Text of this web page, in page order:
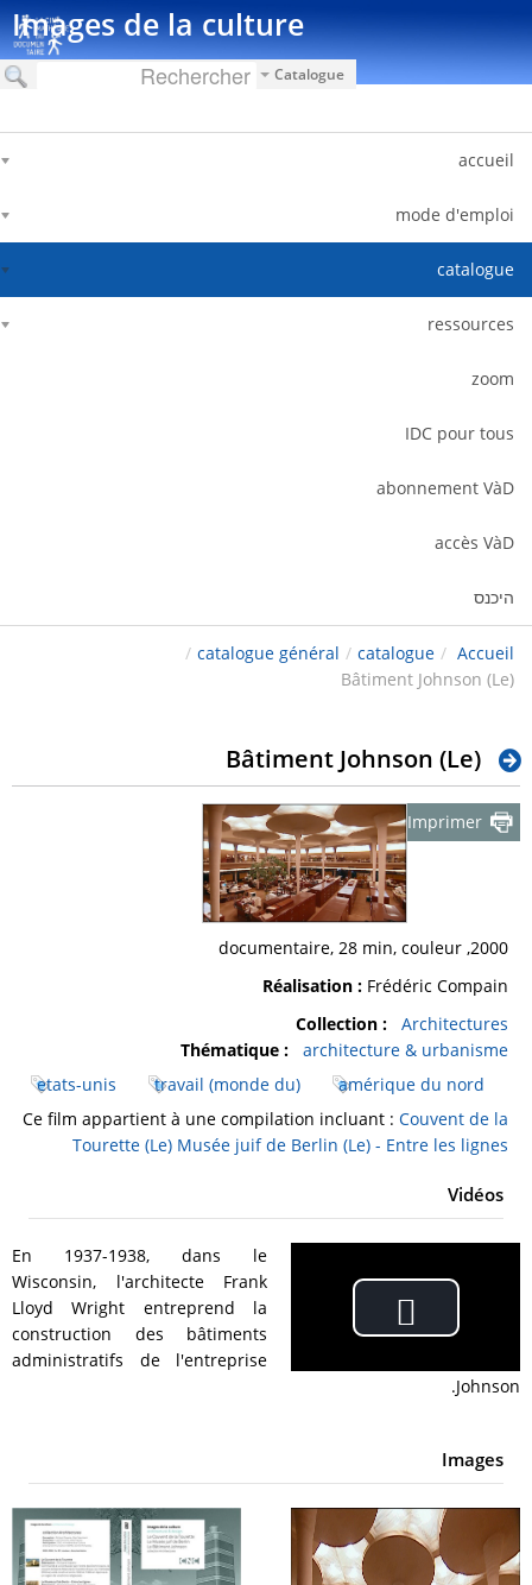
Images de la culture
Catalogue
accueil
mode d'emploi
catalogue
ressources
zoom
IDC pour tous
abonnement VàD
accès VàD
היכנס
Accueil
/
catalogue
/
catalogue général
/
Bâtiment Johnson (Le)
Bâtiment Johnson (Le)
Imprimer
2000, documentaire, 28 min, couleur
Réalisation : Frédéric Compain
Collection :
Architectures
Thématique :
architecture & urbanisme
etats-unis
travail (monde du)
amérique du nord
Ce film appartient à une compilation incluant : Couvent de la
Tourette (Le) Musée juif de Berlin (Le) - Entre les lignes
Vidéos
Play
Video
En 1937-1938, dans le
Wisconsin, l'architecte Frank
Lloyd Wright entreprend la
construction des bâtiments
administratifs de l'entreprise
Johnson.
Images